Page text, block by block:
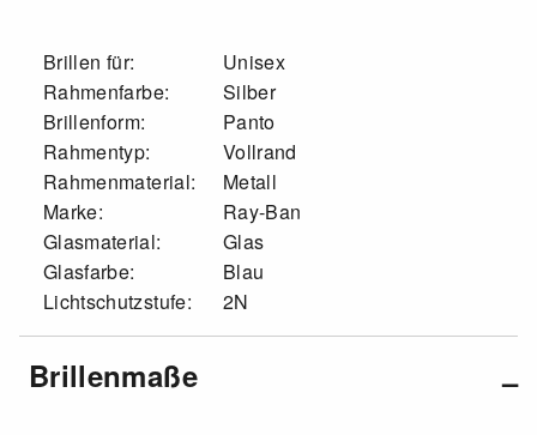
Brillen für:
Unisex
Rahmenfarbe:
Silber
Brillenform:
Panto
Rahmentyp:
Vollrand
Rahmenmaterial:
Metall
Marke:
Ray-Ban
Glasmaterial:
Glas
Glasfarbe:
Blau
Lichtschutzstufe:
2N
Brillenmaße